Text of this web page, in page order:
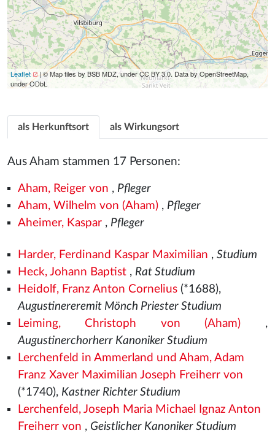
Leaflet
| © Map tiles by BSB MDZ, under CC BY 3.0. Data by OpenStreetMap,
under ODbL
als Herkunftsort als Wirkungsort
Aus Aham stammen 17 Personen:
Aham, Reiger von , Pfleger
Aham, Wilhelm von (Aham), Pfleger
Aheimer, Kaspar, Pfleger
Harder, Ferdinand Kaspar Maximilian , Studium
Heck, Johann Baptist, Rat Studium
Heidolf, Franz Anton Cornelius(*1688),
Augustinereremit Mönch Priester Studium
Leiming, Christoph von (Aham) ,
Augustinerchorherr Kanoniker Studium
Lerchenfeld in Ammerland und Aham, Adam
Franz Xaver Maximilian Joseph Freiherr von
(*1740), Kastner Richter Studium
Lerchenfeld, Joseph Maria Michael Ignaz Anton
Freiherr von , Geistlicher Kanoniker Studium